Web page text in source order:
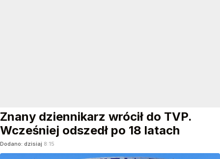
Znany dziennikarz wrócił do TVP.
Wcześniej odszedł po 18 latach
Dodano: dzisiaj 8:15